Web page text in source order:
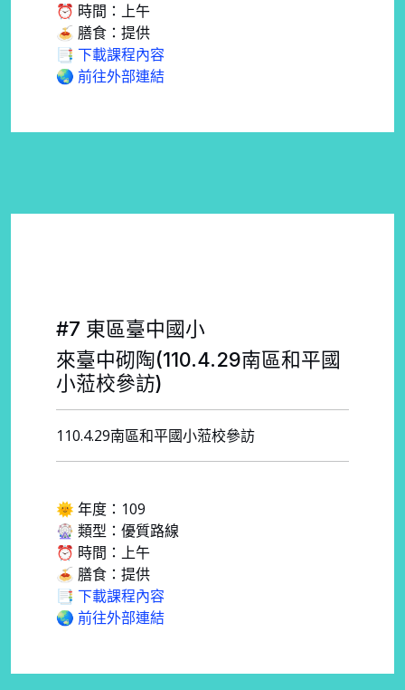
⏰ 時間：上午
🍝 膳食：提供
📑 下載課程內容
🌏 前往外部連結
#7 東區臺中國小
來臺中砌陶(110.4.29南區和平國
小蒞校參訪)
110.4.29南區和平國小蒞校參訪
🌞 年度：109
🎡 類型：優質路線
⏰ 時間：上午
🍝 膳食：提供
📑 下載課程內容
🌏 前往外部連結